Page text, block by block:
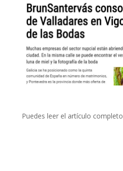
Puedes leer el artículo completo